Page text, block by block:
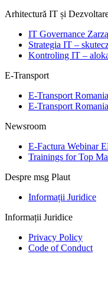
Arhitectură IT și
IT Governance
Strategia IT –
Kontroling IT –
E-Transport
E-Transport
E-Transport
Newsroom
E-Factura Webinar
Trainings for Top
Despre msg Plaut
Informații Juridice
Informații Juridice
Privacy Policy
Code of Conduct